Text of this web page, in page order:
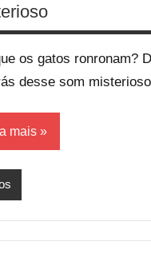
os gatos ronronam?
desse som
mais